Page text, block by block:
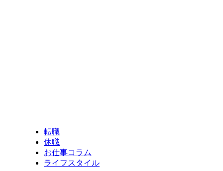
転職
休職
お仕事コラム
ライフスタイル